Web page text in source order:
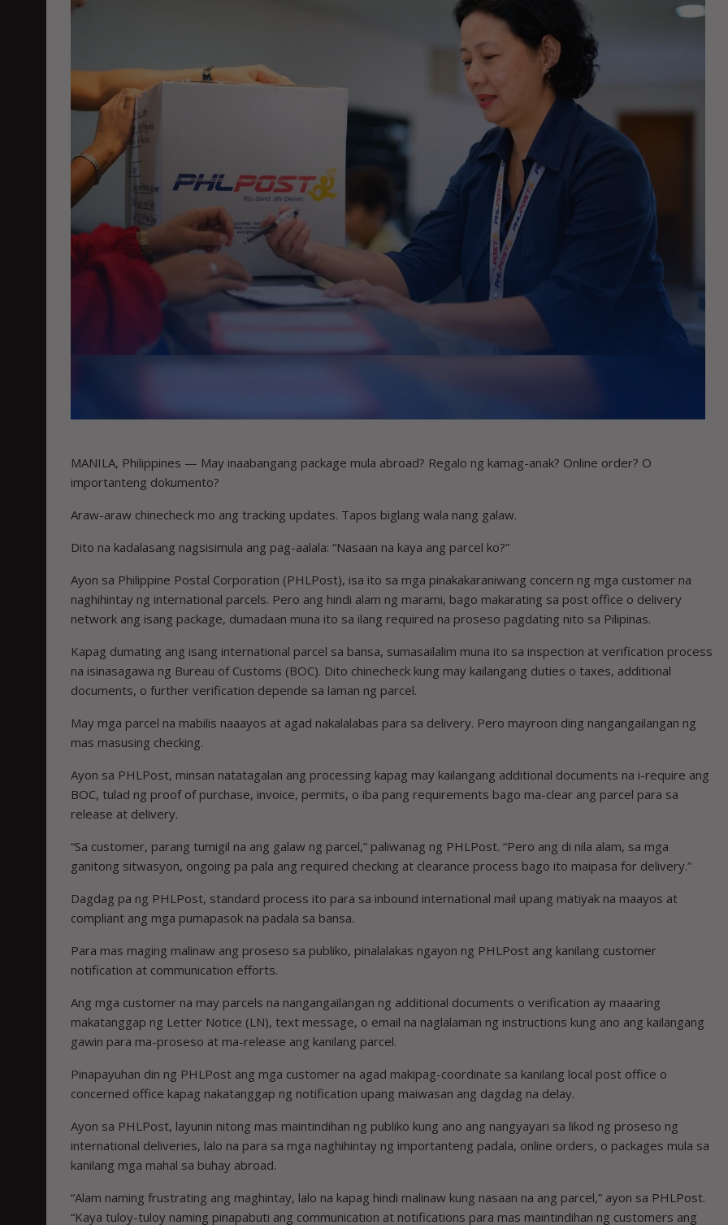
MANILA, Philippines — May inaabangang package mula abroad? Regalo ng kamag-anak? Online order? O
importanteng dokumento?
Araw-araw chinecheck mo ang tracking updates. Tapos biglang wala nang galaw.
Dito na kadalasang nagsisimula ang pag-aalala: “Nasaan na kaya ang parcel ko?”
Ayon sa Philippine Postal Corporation (PHLPost), isa ito sa mga pinakakaraniwang concern ng mga customer na
naghihintay ng international parcels. Pero ang hindi alam ng marami, bago makarating sa post office o delivery
network ang isang package, dumadaan muna ito sa ilang required na proseso pagdating nito sa Pilipinas.
Kapag dumating ang isang international parcel sa bansa, sumasailalim muna ito sa inspection at verification process
na isinasagawa ng Bureau of Customs (BOC). Dito chinecheck kung may kailangang duties o taxes, additional
documents, o further verification depende sa laman ng parcel.
May mga parcel na mabilis naaayos at agad nakalalabas para sa delivery. Pero mayroon ding nangangailangan ng
mas masusing checking.
Ayon sa PHLPost, minsan natatagalan ang processing kapag may kailangang additional documents na i-require ang
BOC, tulad ng proof of purchase, invoice, permits, o iba pang requirements bago ma-clear ang parcel para sa
release at delivery.
“Sa customer, parang tumigil na ang galaw ng parcel,” paliwanag ng PHLPost. “Pero ang di nila alam, sa mga
ganitong sitwasyon, ongoing pa pala ang required checking at clearance process bago ito maipasa for delivery.”
Dagdag pa ng PHLPost, standard process ito para sa inbound international mail upang matiyak na maayos at
compliant ang mga pumapasok na padala sa bansa.
Para mas maging malinaw ang proseso sa publiko, pinalalakas ngayon ng PHLPost ang kanilang customer
notification at communication efforts.
Ang mga customer na may parcels na nangangailangan ng additional documents o verification ay maaaring
makatanggap ng Letter Notice (LN), text message, o email na naglalaman ng instructions kung ano ang kailangang
gawin para ma-proseso at ma-release ang kanilang parcel.
Pinapayuhan din ng PHLPost ang mga customer na agad makipag-coordinate sa kanilang local post office o
concerned office kapag nakatanggap ng notification upang maiwasan ang dagdag na delay.
Ayon sa PHLPost, layunin nitong mas maintindihan ng publiko kung ano ang nangyayari sa likod ng proseso ng
international deliveries, lalo na para sa mga naghihintay ng importanteng padala, online orders, o packages mula sa
kanilang mga mahal sa buhay abroad.
“Alam naming frustrating ang maghintay, lalo na kapag hindi malinaw kung nasaan na ang parcel,” ayon sa PHLPost.
“Kaya tuloy-tuloy naming pinapabuti ang communication at notifications para mas maintindihan ng customers ang